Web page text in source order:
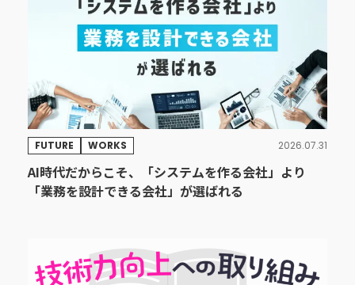
FUTURE WORKS 2026.07.31
AI時代だからこそ、「システムを作る会社」より
「業務を設計できる会社」が選ばれる